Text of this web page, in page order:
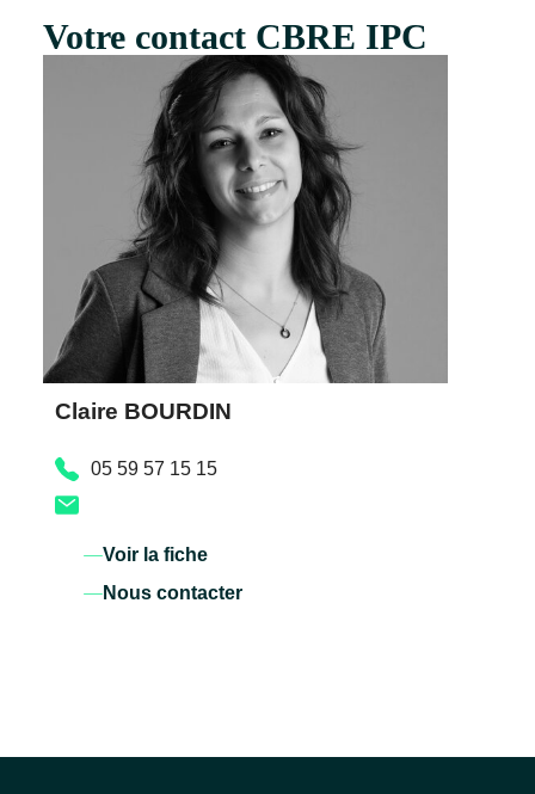
Votre contact CBRE IPC
Claire BOURDIN
05 59 57 15 15
Voir la fiche
Nous contacter